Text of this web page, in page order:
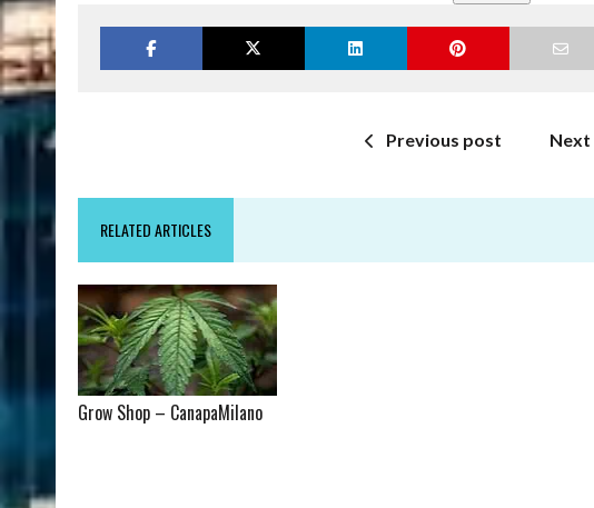
Previous post
RELATED ARTICLES
Grow Shop – CanapaMilano